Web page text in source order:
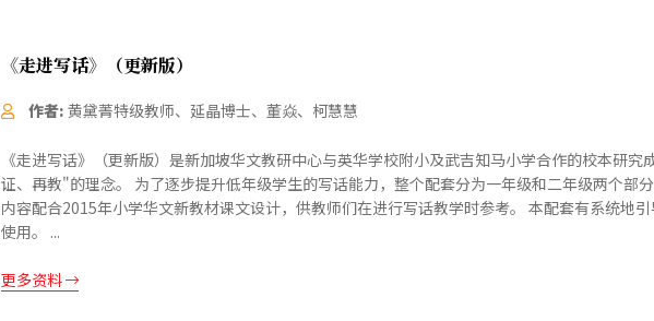
《走进写话》（更新版）
作者: 黄黛菁特级教师、延晶博士、董焱、柯慧慧
《走进写话》（更新版）是新加坡华文教研中心与英华学校附小及武吉知马小学合作的校本研
证、再教"的理念。 为了逐步提升低年级学生的写话能力，整个配套分为一年级和二年级两个部
内容配合2015年小学华文新教材课文设计，供教师们在进行写话教学时参考。 本配套有系统地
使用。 ...
更多资料